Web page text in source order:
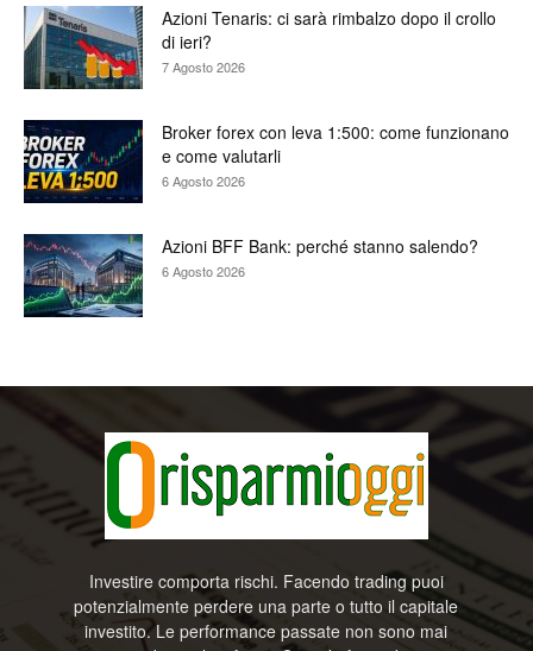
Azioni Tenaris: ci sarà rimbalzo dopo il crollo
di ieri?
7 Agosto 2026
Broker forex con leva 1:500: come funzionano
e come valutarli
6 Agosto 2026
Azioni BFF Bank: perché stanno salendo?
6 Agosto 2026
Investire comporta rischi. Facendo trading puoi
potenzialmente perdere una parte o tutto il capitale
investito. Le performance passate non sono mai